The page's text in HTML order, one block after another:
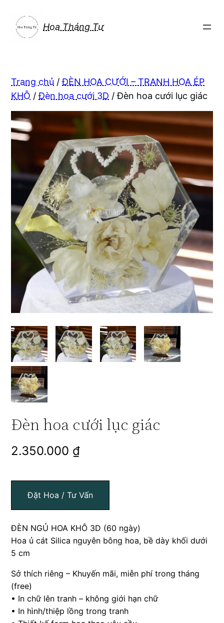
phần
Hoa Tháng Tư
Trang chủ /ĐÈN HOA CƯỚI – TRANH HOA ÉP
KHÔ /Đèn hoa cưới 3D / Đèn hoa cưới lục giác
Đèn hoa cưới lục giác
2.350.000 ₫
Đặt Hoa / Tư Vấn
ĐÈN NGỦ HOA KHÔ 3D (60 ngày)
Hoa ủ cát Silica nguyên bông hoa, bề dày khối dưới
5 cm
Sở thích riêng – Khuyến mãi, miễn phí trong tháng
(free)
• In chữ lên tranh – không giới hạn chữ
• In hình/thiệp lồng trong tranh